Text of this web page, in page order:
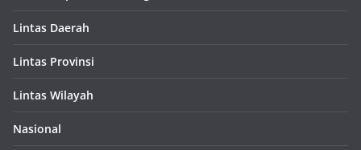
Lintas Daerah
Lintas Provinsi
Lintas Wilayah
Nasional